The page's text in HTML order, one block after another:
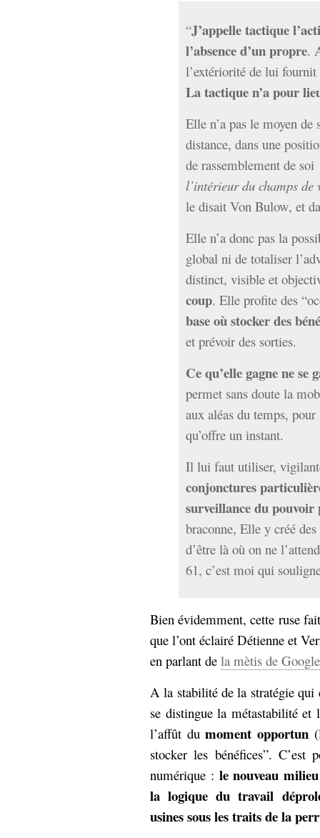
“J’appelle tactique
l’absence d’un propre.
l’extériorité de lui
La tactique n’a pour
Elle n’a pas le moyen
distance, dans une
de rassemblement de
l’intérieur du champs de
le disait Von Bulow, et
Elle n’a donc pas la
global ni de totaliser
distinct, visible et
coup. Elle profite des
base où stocker des
et prévoir des sorties.
Ce qu’elle gagne ne se
permet sans doute la
aux aléas du temps,
qu’offre un instant.
Il lui faut utiliser,
conjonctures
surveillance du
braconne, Elle y créé
d’être là où on ne
61, c’est moi qui
Bien évidemment, cette ruse
que l’ont éclairé Détienne et
en parlant de la mètis de Google
A la stabilité de la stratégie qui
se distingue la métastabilité
l’affût dumoment opportun
stocker les bénéfices”.
numérique : le nouveau
la logique du travail
usines sous les traits de la